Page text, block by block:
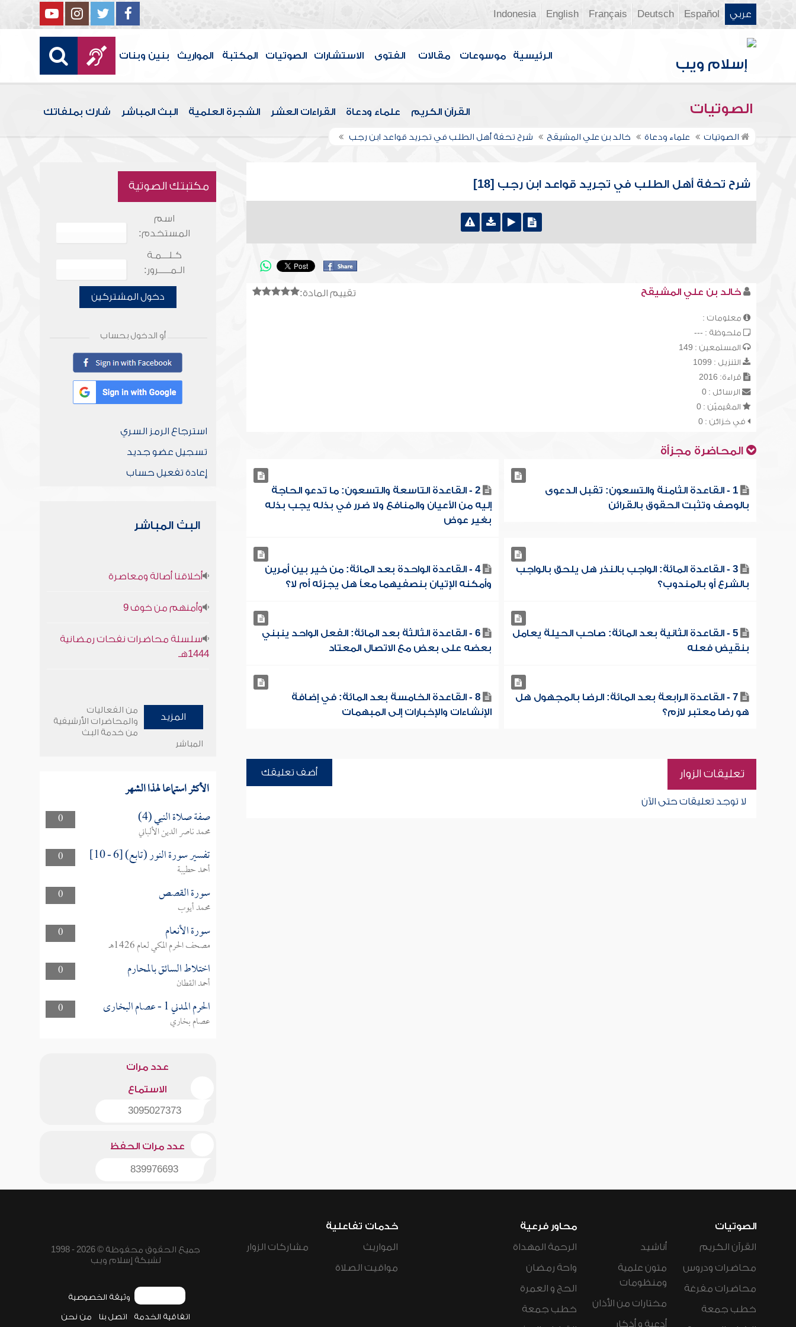
عربي Español
Deutsch
Français
English
Indonesia
الرئيسية موسوعات مقالات الفتوى الاستشارات الصوتيات المكتبة المواريث بنين وبنات
الصوتيات القرآن الكريم علماء ودعاة القراءات العشر الشجرة العلمية البث المباشر شارك بملفاتك
الصوتيات علماء ودعاة خالد بن علي المشيقح شرح تحفة أهل الطلب في تجريد قواعد ابن رجب
شرح تحفة أهل الطلب في تجريد قواعد ابن رجب [18]
تقييم المادة: خالد بن علي المشيقح
معلومات :
ملحوظة : ---
المستمعين : 149
التنزيل : 1099
قراءة: 2016
الرسائل : 0
المقيميّن : 0
في خزائن : 0
المحاضرة مجزأة
1 - القاعدة الثامنة والتسعون: تقبل الدعوى
بالوصف وتثبت الحقوق بالقرائن
2 - القاعدة التاسعة والتسعون: ما تدعو الحاجة
إليه من الأعيان والمنافع ولا ضرر في بذله يجب بذله
بغير عوض
3 - القاعدة المائة: الواجب بالنذر هل يلحق بالواجب
بالشرع أو بالمندوب؟
4 - القاعدة الواحدة بعد المائة: من خير بين أمرين
وأمكنه الإتيان بنصفيهما معاً هل يجزئه أم لا؟
5 - القاعدة الثانية بعد المائة: صاحب الحيلة يعامل
بنقيض فعله
6 - القاعدة الثالثة بعد المائة: الفعل الواحد ينبني
بعضه على بعض مع الاتصال المعتاد
7 - القاعدة الرابعة بعد المائة: الرضا بالمجهول هل
هو رضا معتبر لازم؟
8 - القاعدة الخامسة بعد المائة: في إضافة
الإنشاءات والإخبارات إلى المبهمات
تعليقات الزوار أضف تعليقك
لا توجد تعليقات حتى الآن
مكتبتك الصوتية
اسم
المستخدم:
كـلـــمـة
الـمـــــرور:
دخول المشتركين
أو الدخول بحساب
استرجاع الرمز السري
تسجيل عضو جديد
إعادة تفعيل حساب
البث المباشر
أخلاقنا أصالة ومعاصرة
وأمنهم من خوف 9
سلسلة محاضرات نفحات رمضانية
1444هـ
المزيد
من الفعاليات
والمحاضرات الأرشيفية
من خدمة البث
المباشر
الأكثر استماعا لهذا الشهر
0 صفة صلاة النبي (4)
محمد ناصر الدين الألباني
0
تفسير سورة النور (تابع) [6 - 10]
أحمد حطيبة
0
سورة القصص
محمد أيوب
0
سورة الأنعام
مصحف الحرم المكي لعام 1426هـ
0
اختلاط السائق بالمحارم
أحمد القطان
0
الحرم المدني 1 - عصام البخارى
عصام بخاري
عدد مرات
الاستماع
3095027373
عدد مرات الحفظ
839976693
الصوتيات
القرآن الكريم
محاضرات ودروس
محاضرات مفرغة
خطب جمعة
أناشيد
متون علمية
ومنظومات
مختارات من الأذان
أدعية و أذكار
محاور فرعية
الرحمة المهداة
واحة رمضان
الحج و العمرة
خطب جمعة
خدمات تفاعلية
المواريث
مواقيت الصلاة
مشاركات الزوار
جميع الحقوق محفوظة © 2026 - 1998
لشبكة إسلام ويب
وثيقة الخصوصية
اتفاقية الخدمة اتصل بنا من نحن